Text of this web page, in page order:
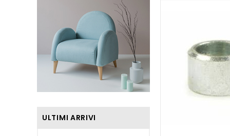
ULTIMI ARRIVI